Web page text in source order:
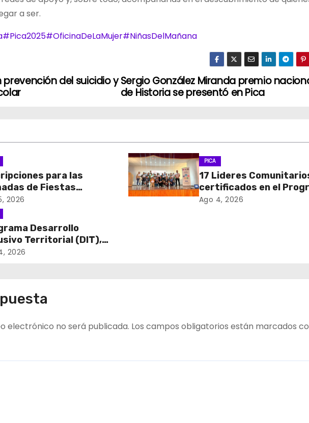
a ser.
#Pica2025#OficinaDeLaMujer#NiñasDelMañana
Sergio González Miranda premio
de Historia se presentó en Pica
del suicidio y
para las
de Fiestas
2026
2026
PICA
17 Lideres
certificados en el
MÁS AMA
Ago 4, 2026
Desarrollo
Territorial (DIT),
la entrega de Cajas
Vismara.
2026
electrónico no será publicada. Los campos obligatorios están marcados